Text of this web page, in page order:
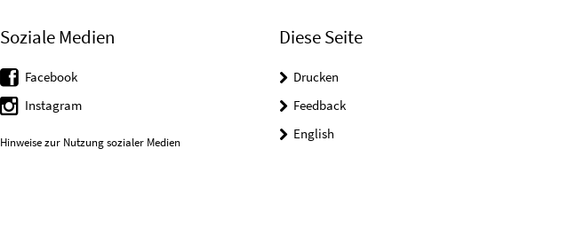
Soziale Medien
Facebook
Instagram
Hinweise zur Nutzung sozialer Medien
Diese Seite
Drucken
Feedback
English